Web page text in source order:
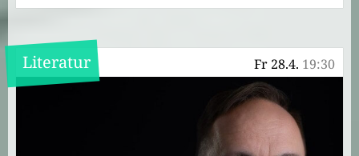
Fr 28.4. 19:30
Literatur